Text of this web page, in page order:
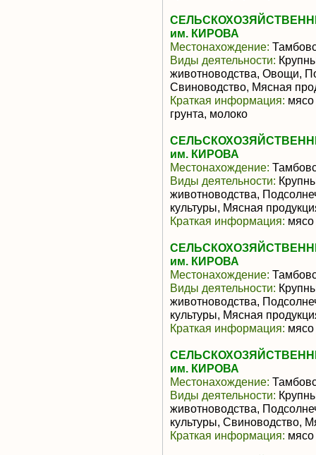
им. КИРОВА
Местонахождение:
Виды деятельности:
животноводства, Овощи,
Свиноводство, Мясная
Краткая информация: мясо
грунта, молоко
им. КИРОВА
Местонахождение:
Виды деятельности:
животноводства,
культуры, Мясная
Краткая информация: мясо
им. КИРОВА
Местонахождение:
Виды деятельности:
животноводства,
культуры, Мясная
Краткая информация: мясо
им. КИРОВА
Местонахождение:
Виды деятельности:
животноводства,
культуры, Свиноводство,
Краткая информация: мясо